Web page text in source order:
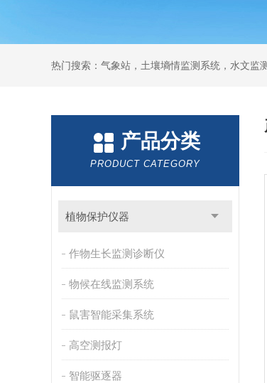
热门搜索：气象站，土壤墒情监测系统，水文监
产品分类
PRODUCT CATEGORY
植物保护仪器
作物生长监测诊断仪
物候在线监测系统
鼠害智能采集系统
高空测报灯
智能驱逐器